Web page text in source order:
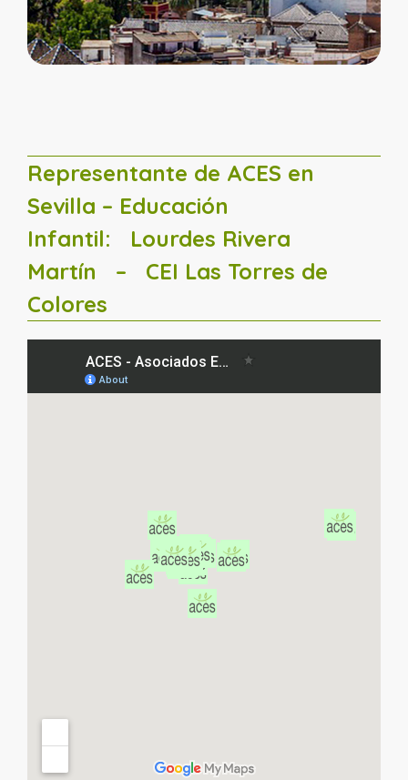
Representante de ACES en
Sevilla – Educación
Infantil:
Lourdes Rivera
Martín
– CEI Las Torres de
Colores